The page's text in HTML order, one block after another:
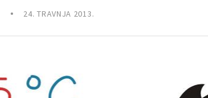
24. TRAVNJA 2013.